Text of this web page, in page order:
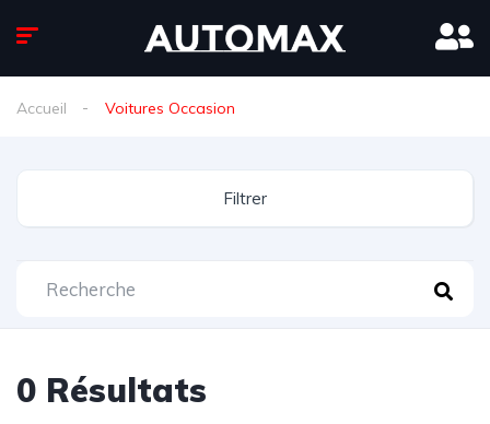
Accueil Voitures Occasion
Filtrer
0 Résultats